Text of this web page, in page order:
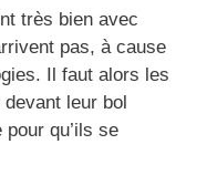
très bien avec
pas, à cause
Il faut alors les
leur bol
qu’ils se